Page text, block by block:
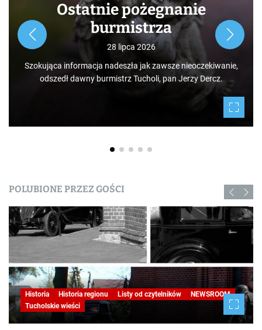
Ostatnie pożegnanie
burmistrza
28 lipca 2026
Szokująca informacja nadeszła jak zawsze nieoczekiwanie,
odszedł dawny burmistrz Tucholi, pan Jerzy Dercz.
POLUBIONE PRZEZ GOŚCI
Historia Historia regionu Listy od czytelników
NEWSROOM
Tucholskie wieści